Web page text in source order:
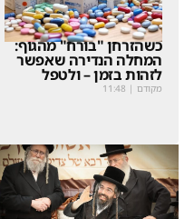
כשהזרחן "בורח" מהגוף:
המחלה הנדירה שאפשר
לזהות בזמן – ולטפל
מקודם |
11:48